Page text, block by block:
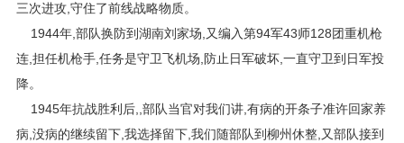
三次进攻,守住了前线战略物质。
1944年,部队换防到湖南刘家场,又编入第94军43师128团重机枪
连,担任机枪手,任务是守卫飞机场,防止日军破坏,一直守卫到日军投
降。
1945年抗战胜利后,,部队当官对我们讲,有病的开条子准许回家养
病,没病的继续留下,我选择留下,我们随部队到柳州休整,又部队接到